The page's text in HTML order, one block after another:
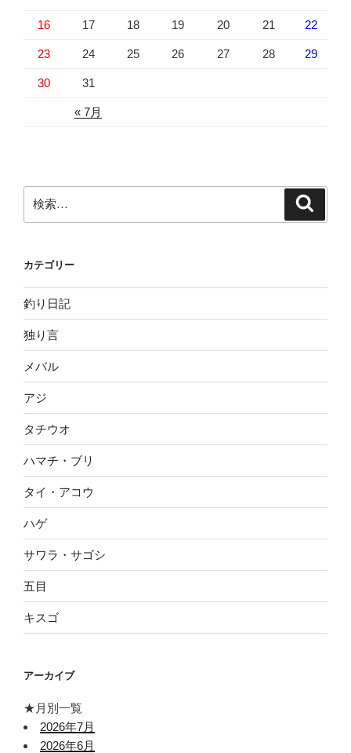
« 7月
16 17 18 19 20 21 22
23 24 25 26 27 28 29
30 31
検
索:
カテゴリー
釣り日記
独り言
メバル
アジ
タチウオ
ハマチ・ブリ
タイ・アコウ
ハゲ
サワラ・サゴシ
五目
キスゴ
アーカイブ
★月別一覧
2026年7月
2026年6月